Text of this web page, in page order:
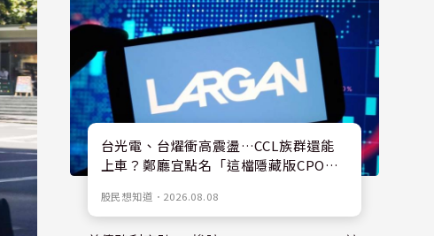
台光電、台燿衝高震盪…CCL族群還能
上車？鄭廳宜點名「這檔隱藏版CPO
股民想知道 ． 2026.08.08